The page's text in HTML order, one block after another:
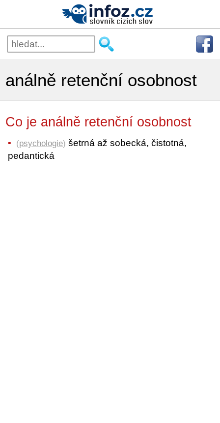
análně retenční osobnost
Co je análně retenční osobnost
(psychologie) šetrná až sobecká, čistotná,
pedantická